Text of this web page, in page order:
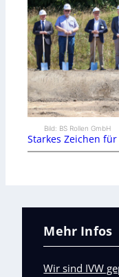
Bild: BS Rollen GmbH
Starkes Zeichen
Mehr Infos
Wir sind IVW